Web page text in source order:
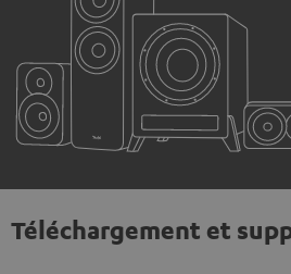
Téléchargement et